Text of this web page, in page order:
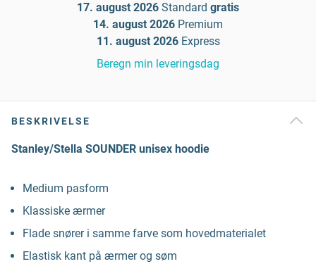
17. august 2026 Standard gratis
14. august 2026 Premium
11. august 2026 Express
Beregn min leveringsdag
BESKRIVELSE
Stanley/Stella SOUNDER unisex hoodie
Medium pasform
Klassiske ærmer
Flade snører i samme farve som hovedmaterialet
Elastisk kant på ærmer og søm